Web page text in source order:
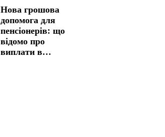
Нова грошова
допомога для
пенсіонерів: що
відомо про
виплати в